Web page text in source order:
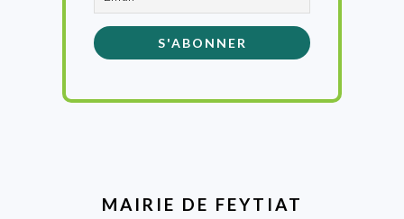
MAIRIE DE FEYTIAT